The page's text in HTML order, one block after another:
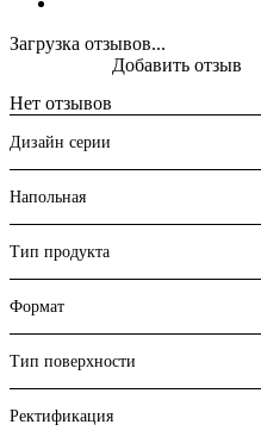
Загрузка отзывов...
Нет отзывов
Добавить отзыв
Дизайн серии
Напольная
Тип продукта
Формат
Тип поверхности
Ректификация